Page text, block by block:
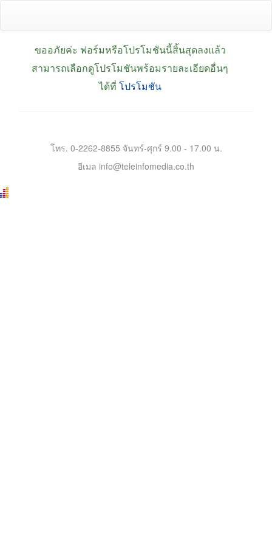
สถานะ
ข้อความ
ขออภัยค่ะ ฟอร์มหรือโปรโมชันนี้สิ้นสุดลงแล้ว
สามารถเลือกดูโปรโมชันพร้อมรายละเอียดอื่นๆ
ได้ที่ โปรโมชัน
โทร. 0-2262-8855 จันทร์-ศุกร์ 9.00 - 17.00 น.
อีเมล info@teleinfomedia.co.th